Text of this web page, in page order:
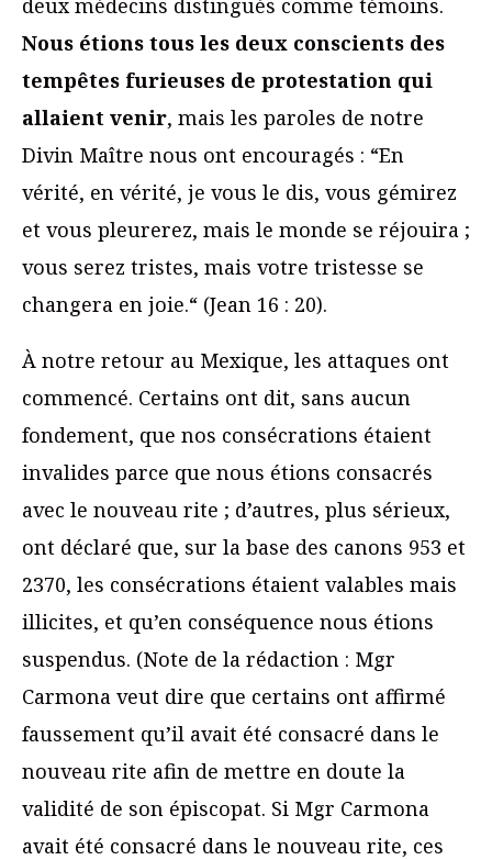
Nous étions tous les deux conscients des
tempêtes furieuses de protestation qui
allaient venir, mais les paroles de notre
Divin Maître nous ont encouragés : “En
vérité, en vérité, je vous le dis, vous gémirez
et vous pleurerez, mais le monde se réjouira ;
vous serez tristes, mais votre tristesse se
changera en joie.“ (Jean 16 : 20).
À notre retour au Mexique, les attaques ont
commencé. Certains ont dit, sans aucun
fondement, que nos consécrations étaient
invalides parce que nous étions consacrés
avec le nouveau rite ; d’autres, plus sérieux,
ont déclaré que, sur la base des canons 953 et
2370, les consécrations étaient valables mais
illicites, et qu’en conséquence nous étions
suspendus. (Note de la rédaction : Mgr
Carmona veut dire que certains ont affirmé
faussement qu’il avait été consacré dans le
nouveau rite afin de mettre en doute la
validité de son épiscopat. Si Mgr Carmona
avait été consacré dans le nouveau rite, ces